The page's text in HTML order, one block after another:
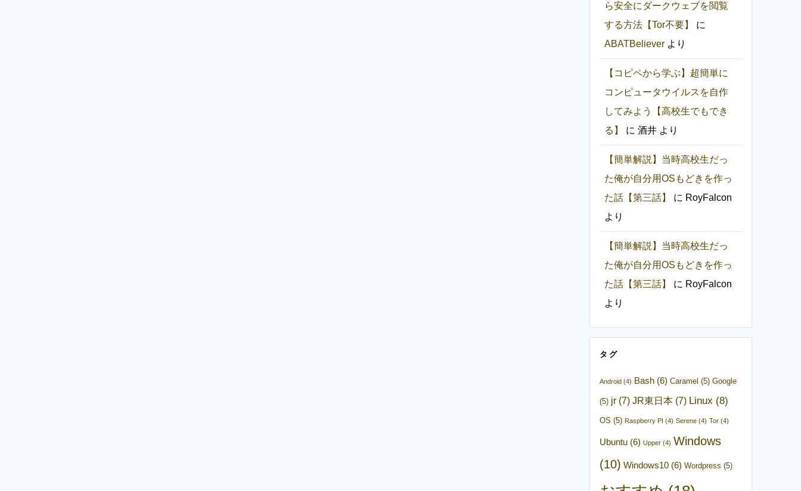
ら安全にダークウェブを閲覧
する方法【Tor不要】
に
ABATBeliever より
【コピペから学ぶ】超簡単に
コンピュータウイルスを自作
してみよう【高校生でもでき
る】
に酒井 より
【簡単解説】当時高校生だっ
た俺が自分用OSもどきを作っ
た話【第三話】
に RoyFalcon
より
【簡単解説】当時高校生だっ
た俺が自分用OSもどきを作っ
た話【第三話】
に RoyFalcon
より
タグ
Android (4) Bash (6) Caramel (5) Google
(5) jr (7) JR東日本 (7) Linux (8)
OS (5) Raspberry PI (4) Serene (4) Tor (4)
Ubuntu (6) Upper (4) Windows
(10) Windows10 (6) Wordpress (5)